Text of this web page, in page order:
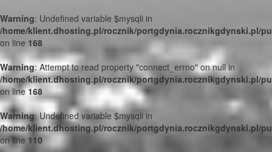
Warning: Undefined variable $mysqli in
/home/klient.dhosting.pl/rocznik/portgdynia.rocznikgdynski.pl/
on line 168
Warning: Attempt to read property "connect_errno" on null in
/home/klient.dhosting.pl/rocznik/portgdynia.rocznikgdynski.pl/
on line168
Warning: Undefined variable $mysqli in
/home/klient.dhosting.pl/rocznik/portgdynia.rocznikgdynski.pl/
on line110